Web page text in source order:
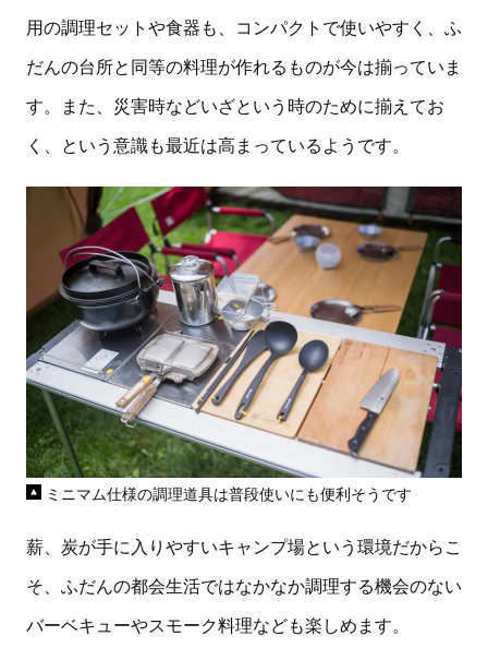
用の調理セットや食器も、コンパクトで使いやすく、ふ
だんの台所と同等の料理が作れるものが今は揃っていま
す。また、災害時などいざという時のために揃えてお
く、という意識も最近は高まっているようです。
ミニマム仕様の調理道具は普段使いにも便利そうです
薪、炭が手に入りやすいキャンプ場という環境だからこ
そ、ふだんの都会生活ではなかなか調理する機会のない
バーベキューやスモーク料理なども楽しめます。